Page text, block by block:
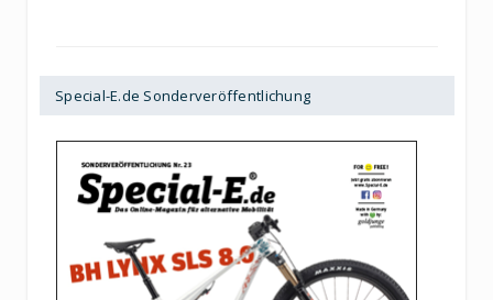
Special-E.de Sonderveröffentlichung